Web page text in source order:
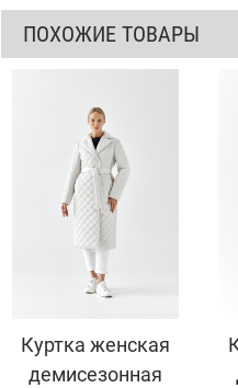
ПОХОЖИЕ ТОВАРЫ
Куртка женская
демисезонная